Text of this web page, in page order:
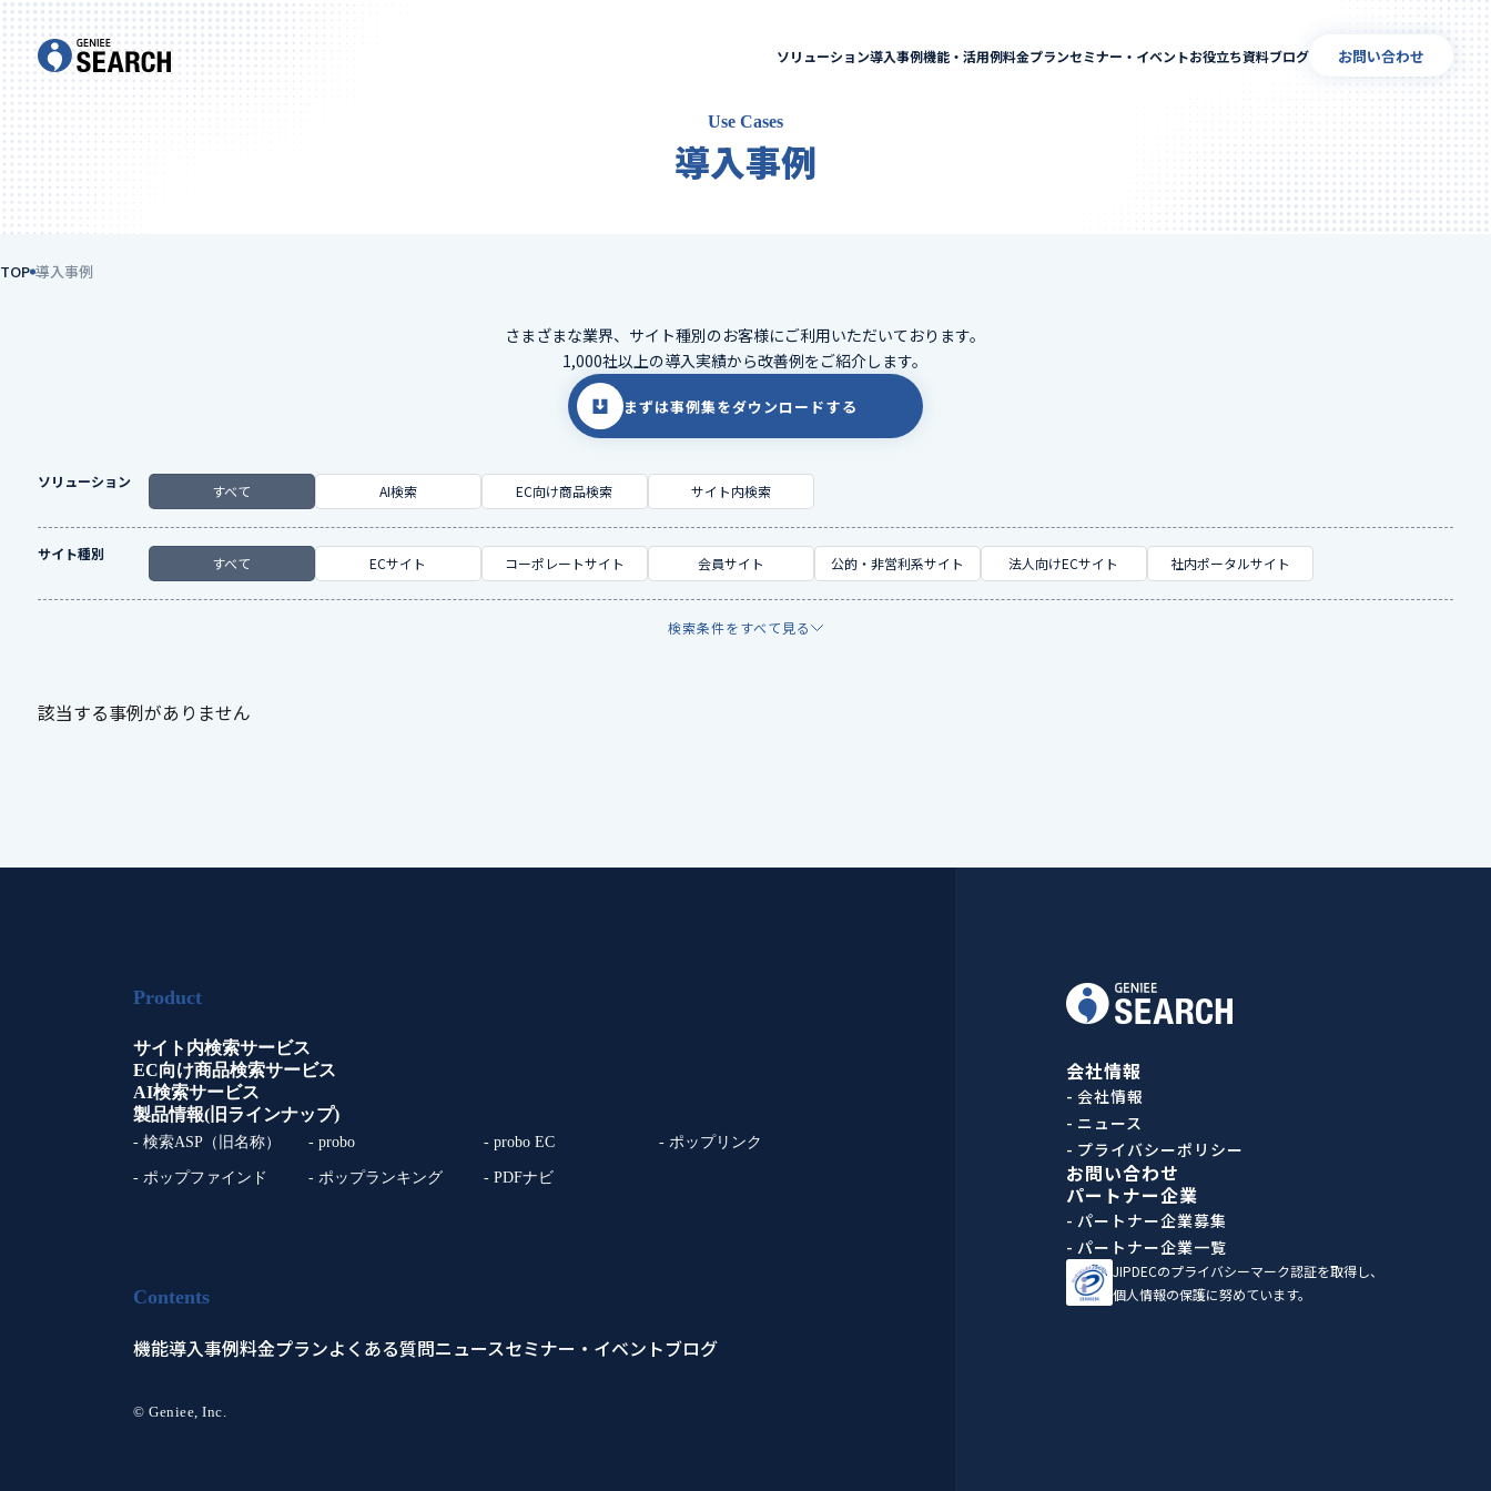
ソリューション導入事例機能・活用例料金プランセミナー・イベントお役立ち資料ブログ お問い合わせ
Use Cases
導入事例
TOP 導入事例
さまざまな業界、サイト種別のお客様にご利用いただいております。
1,000社以上の導入実績から改善例をご紹介します。
まずは事例集をダウンロードする
ソリューション
すべて AI検索 EC向け商品検索 サイト内検索
サイト種別
すべて ECサイト コーポレートサイト 会員サイト 公的・非営利系サイト 法人向けECサイト 社内ポータルサイト
検索条件をすべて見る
該当する事例がありません
Product
サイト内検索サービス
EC向け商品検索サービス
AI検索サービス
製品情報(旧ラインナップ)
- 検索ASP（旧名称） - probo - probo EC - ポップリンク
- ポップファインド - ポップランキング - PDFナビ
Contents
機能導入事例料金プランよくある質問ニュースセミナー・イベントブログ
© Geniee, Inc.
会社情報
- 会社情報
- ニュース
- プライバシーポリシー
お問い合わせ
パートナー企業
- パートナー企業募集
- パートナー企業一覧
JIPDECのプライバシーマーク認証を取得し、
個人情報の保護に努めています。